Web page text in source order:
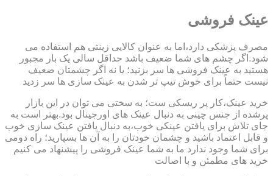
عینک فروشی
مصرف پزشکی دارد،اما به عنوان کالایی زینتی هم استفاده می
شود.اگر چشم های شما ضعیف باشد حداقل سالی یک بار مجبور
هستید به عینک فروشی ها سر بزنید؛ یا نه اگر چشمتان ضعیف
نیست حتماً برای خوش تیپ تر شدن به عینک سازی ها سر زدید
خرید عینک،کار پر ریسکی ست؛ به سختی می توان در این بازار
پرشده از جنس چینی به دنبال عینک های اورجینال بود.بهتر است به
جای تلاش برای یافتن عینکی خوب،به دنبال یافتن عینک سازی خوب
و قابل اعتماد باشید و چشمان خودتان را به آن ها بسپارید؛ راه دومی
برای شما وجود ندارد ما به شما عینک فروشی را پیشنهاد می کنیم
خرید های مطمئن و با اصالت